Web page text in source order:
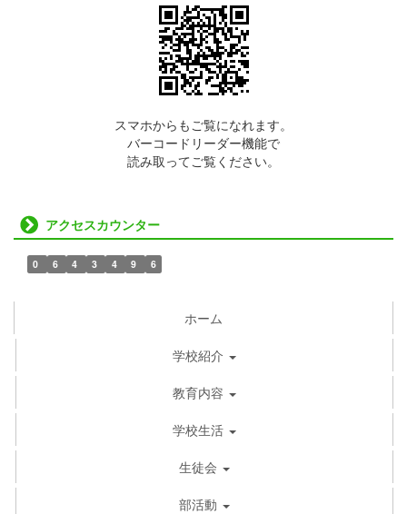
スマホからもご覧になれます。
バーコードリーダー機能で
読み取ってご覧ください。
アクセスカウンター
0 6 4 3 4 9 6
ホーム
学校紹介
教育内容
学校生活
生徒会
部活動